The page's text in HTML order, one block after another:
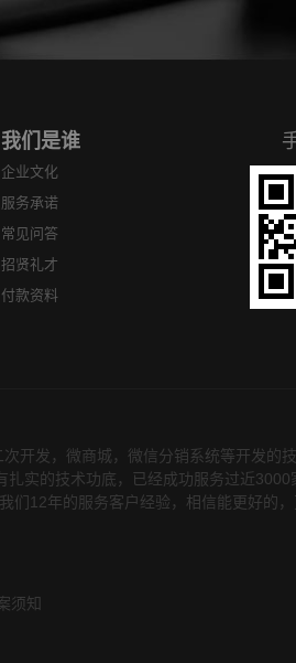
标，就是我们通过努力
我们是谁
企业文化
服务承诺
常见问答
招贤礼才
付款资料
开发，微商城，微信分销系统等开发的技
实的技术功底，已经成功服务过近3000
们12年的服务客户经验，相信能更好的
须知